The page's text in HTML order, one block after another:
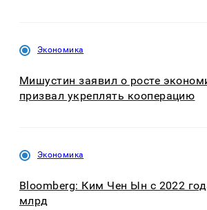
Экономика
Мишустин заявил о росте
призвал укреплять кооперацию
Экономика
Bloomberg: Ким Чен Ын с 2022
млрд